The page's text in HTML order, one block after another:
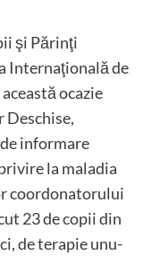
şi Părinţi
Internaţională de
ocazie
Deschise,
informare
la maladia
coordonatorului
23 de copii din
de terapie unu-